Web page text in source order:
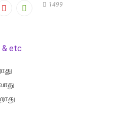
1499
& etc